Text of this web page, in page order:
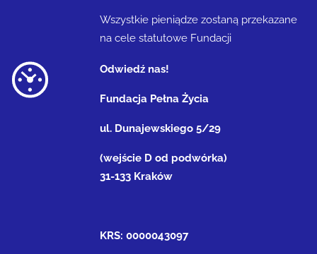
Wszystkie pieniądze zostaną przekazane
na cele statutowe Fundacji
Odwiedź nas!
Fundacja Pełna Życia
ul. Dunajewskiego 5/29
(wejście D od podwórka)
31-133 Kraków
KRS: 0000043097